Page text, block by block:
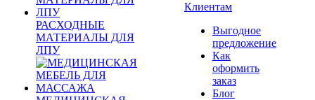
РАСХОДНЫЕ
МАТЕРИАЛЫ ДЛЯ
ЛПУ
Клиентам
Выгодное
предложение
Как
оформить
заказ
Блог